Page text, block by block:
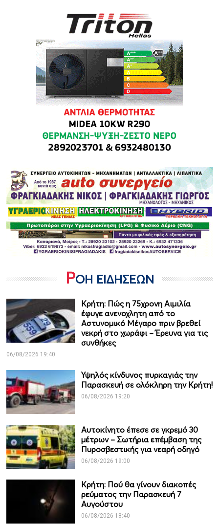
ΡΟΗ ΕΙΔΗΣΕΩΝ
Κρήτη: Πώς η 75χρονη Αιμιλία
έφυγε ανενοχλητη από το
Αστυνομικό Μέγαρο πριν βρεθεί
νεκρή στο χωράφι – Έρευνα για τις
συνθήκες
06/08/2026 19:40
Υψηλός κίνδυνος πυρκαγιάς την
Παρασκευή σε ολόκληρη την Κρήτη!
06/08/2026 19:20
Αυτοκίνητο έπεσε σε γκρεμό 30
μέτρων – Σωτήρια επέμβαση της
Πυροσβεστικής για νεαρή οδηγό
06/08/2026 19:00
Κρήτη: Πού θα γίνουν διακοπές
ρεύματος την Παρασκευή 7
Αυγούστου
06/08/2026 18:40